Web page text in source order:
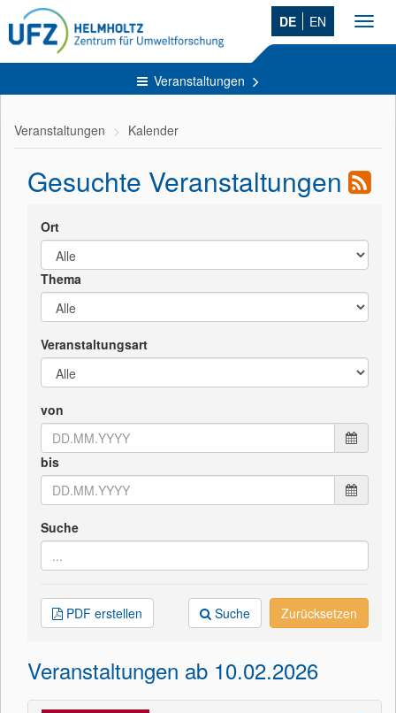
DE EN
Veranstaltungen
Veranstaltungen Kalender
Gesuchte Veranstaltungen
Ort
Thema
Veranstaltungsart
von
bis
Suche
PDF erstellen Suche Zurücksetzen
Veranstaltungen ab 10.02.2026